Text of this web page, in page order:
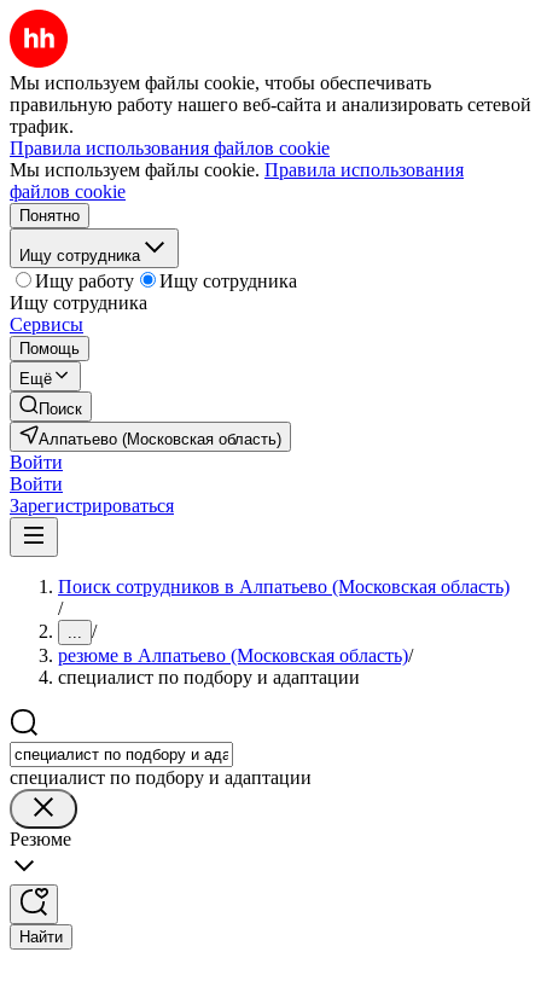
Мы используем файлы cookie, чтобы обеспечивать
правильную работу нашего веб-сайта и анализировать сетевой
трафик.
Правила использования файлов cookie
Мы используем файлы cookie. Правила использования
файлов cookie
Понятно
Ищу сотрудника
Ищу работу
Ищу сотрудника
Ищу сотрудника
Сервисы
Помощь
Ещё
Поиск
Алпатьево (Московская область)
Войти
Войти
Зарегистрироваться
Поиск сотрудников в Алпатьево (Московская область)
/
... /
резюме в Алпатьево (Московская область)/
специалист по подбору и адаптации
специалист по подбору и адаптации
Резюме
Найти